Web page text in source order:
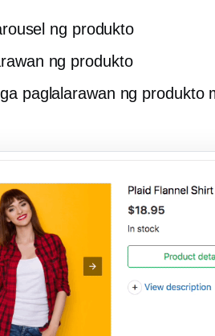
ng produkto
ng produkto
paglalarawan ng produkto